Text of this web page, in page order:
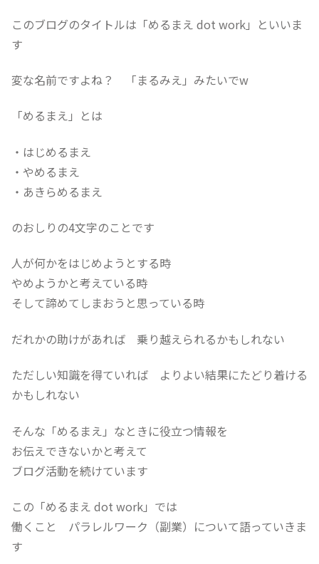
このブログのタイトルは「めるまえ dot work」といいま
す
変な名前ですよね？ 「まるみえ」みたいでw
「めるまえ」とは
・はじめるまえ
・やめるまえ
・あきらめるまえ
のおしりの4文字のことです
人が何かをはじめようとする時
やめようかと考えている時
そして諦めてしまおうと思っている時
だれかの助けがあれば 乗り越えられるかもしれない
ただしい知識を得ていれば よりよい結果にたどり着ける
かもしれない
そんな「めるまえ」なときに役立つ情報を
お伝えできないかと考えて
ブログ活動を続けています
この「めるまえ dot work」では
働くこと パラレルワーク（副業）について語っていきま
す